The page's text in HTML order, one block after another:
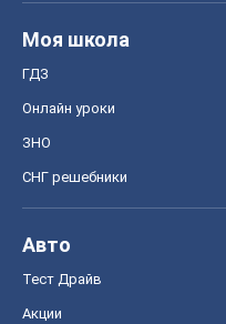
Моя школа
ГДЗ
Онлайн уроки
ЗНО
СНГ решебники
Авто
Тест Драйв
Акции